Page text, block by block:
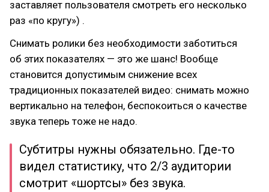
заставляет пользователя смотреть его несколько
раз «по кругу») .
Снимать ролики без необходимости заботиться
об этих показателях — это же шанс! Вообще
становится допустимым снижение всех
традиционных показателей видео: снимать можно
вертикально на телефон, беспокоиться о качестве
звука теперь тоже не надо.
Субтитры нужны обязательно. Где-то
видел статистику, что 2/3 аудитории
смотрит «шортсы» без звука.